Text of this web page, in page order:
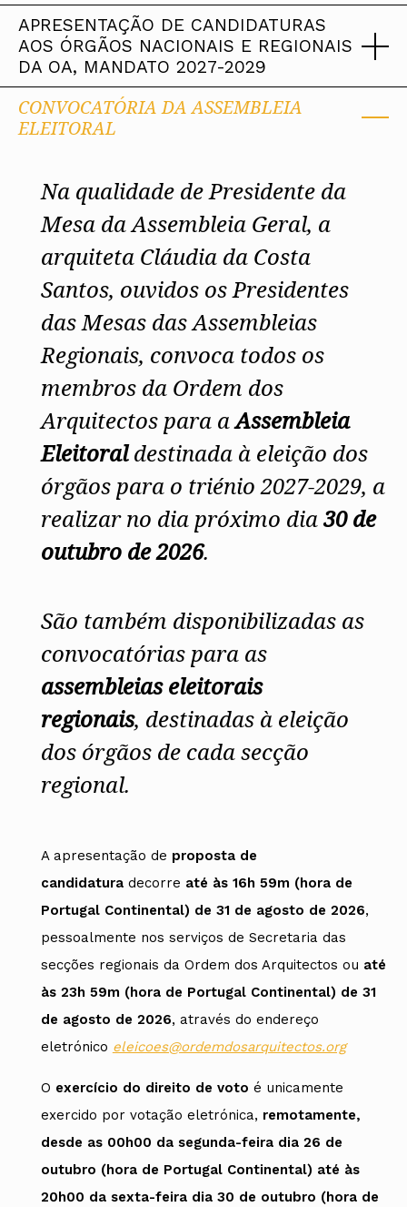
Conselho de Disciplina
Nacional
Conselho Fiscal
Conselho de Supervisão
Órgãos Sociais Regionais
Assembleia Regional
Conselho Diretivo Regional
IARP
Jornal Arquitectos
Habitar Portugal
Glossário de
Autor
Protocolos
Protocolos
Institucionais
Protocolos Comerciais
Atlas dos Materiais e Ofícios
Legislação
SILUC
Apoio jurídico
Minutas
Madeira
Açores
Notícias
Toda a OA
Norte
Algarve
Madeira
Açores
Madeira
Açores
APRESENTAÇÃO DE CANDIDATURAS
AOS ÓRGÃOS NACIONAIS E REGIONAIS
DA OA, MANDATO 2027-2029
A presente informação destina-se
formulários necessários à
apresentação de candidaturas,
que decorre até ao próximo dia 31
de agosto.
Candidaturastem natureza meramente
informativa e não dispensa a leitura integral do
Estatuto da Ordem dos Arquitectos, do
Regulamento da Eleição dos Órgãos e da
regulamentares em vigor, bem como as
convocatórias aplicáveis.
São igualmente disponibilizados Formulários para a
Apresentação de Candidaturas, em modelos
editáveis, de utilização facultativa. As candidaturas
disposto no Estatuto da Ordem dos Arquitectos, no
Regulamento n.º 453/2026 e na respetiva
convocatória.
DOCUMENTOS
Guia Prático para a Apresentação de
Candidaturas
Formulários para a Apresentação de
Candidaturas
CONVOCATÓRIA DA ASSEMBLEIA
ELEITORAL
Na qualidade de Presidente da
Mesa da Assembleia Geral, a
arquiteta Cláudia da Costa
Santos, ouvidos os Presidentes
das Mesas das Assembleias
Regionais, convoca todos os
membros da Ordem dos
Arquitectos para aAssembleia
Eleitoraldestinada à eleição dos
órgãos para o triénio 2027-2029, a
realizar no dia próximo dia30 de
outubro de 2026.
São também disponibilizadas as
convocatórias para as
assembleias eleitorais
regionais, destinadas à eleição
dos órgãos de cada secção
regional.
A apresentação de proposta de
candidaturadecorre até às 16h 59m (hora de
Portugal Continental) de 31 de agosto de 2026,
pessoalmente nos serviços de Secretaria das
secções regionais da Ordem dos Arquitectos ou até
às 23h 59m (hora de Portugal Continental) de 31
de agosto de 2026, através do endereço
eletrónico eleicoes@ordemdosarquitectos.org
O exercício do direito de voto é unicamente
exercido por votação eletrónica, remotamente,
desde as 00h00 da segunda-feira dia 26 de
outubro (hora de Portugal Continental) até às
20h00 da sexta-feira dia 30 de outubro (hora de